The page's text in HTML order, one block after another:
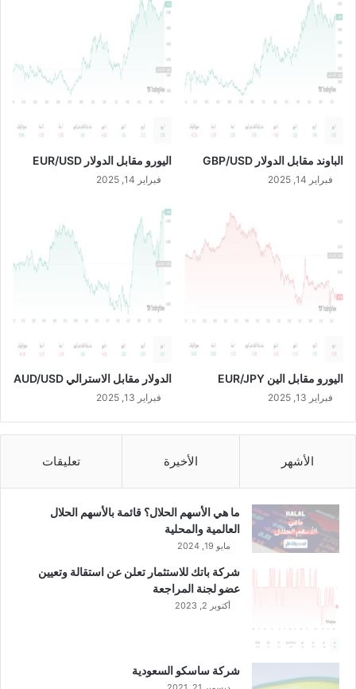
D/
7
/
2
0
الباوند مقابل الدولار GBP/USD
فبراير 14, 2025
اليورو مقابل الدولار EUR/USD
فبراير 14, 2025
اليورو مقابل الين EUR/JPY
فبراير 13, 2025
الدولار مقابل الاسترالي AUD/USD
فبراير 13, 2025
الأشهر الأخيرة تعليقات
ما هي الأسهم الحلال؟ قائمة بالأسهم الحلال
العالمية والمحلية
مايو 19, 2024
شركة باتك للاستثمار تعلن عن استقالة وتعيين
عضو لجنة المراجعة
أكتوبر 2, 2023
شركة ساسكو السعودية